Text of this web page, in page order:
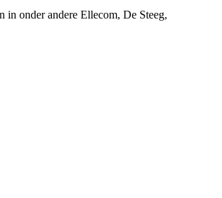
onder andere Ellecom, De Steeg,